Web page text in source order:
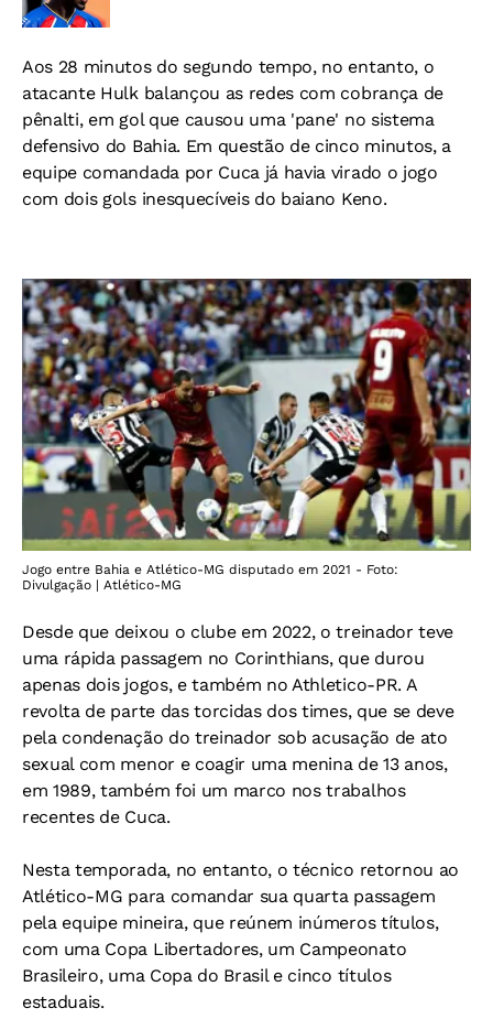
Aos 28 minutos do segundo tempo, no entanto, o
atacante Hulk balançou as redes com cobrança de
pênalti, em gol que causou uma 'pane' no sistema
defensivo do Bahia. Em questão de cinco minutos, a
equipe comandada por Cuca já havia virado o jogo
com dois gols inesquecíveis do baiano Keno.
Jogo entre Bahia e Atlético-MG disputado em 2021 - Foto:
Divulgação | Atlético-MG
Desde que deixou o clube em 2022, o treinador teve
uma rápida passagem no Corinthians, que durou
apenas dois jogos, e também no Athletico-PR. A
revolta de parte das torcidas dos times, que se deve
pela condenação do treinador sob acusação de ato
sexual com menor e coagir uma menina de 13 anos,
em 1989, também foi um marco nos trabalhos
recentes de Cuca.
Nesta temporada, no entanto, o técnico retornou ao
Atlético-MG para comandar sua quarta passagem
pela equipe mineira, que reúnem inúmeros títulos,
com uma Copa Libertadores, um Campeonato
Brasileiro, uma Copa do Brasil e cinco títulos
estaduais.